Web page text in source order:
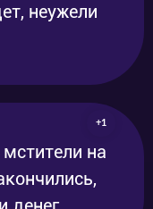
неужели
+1
на